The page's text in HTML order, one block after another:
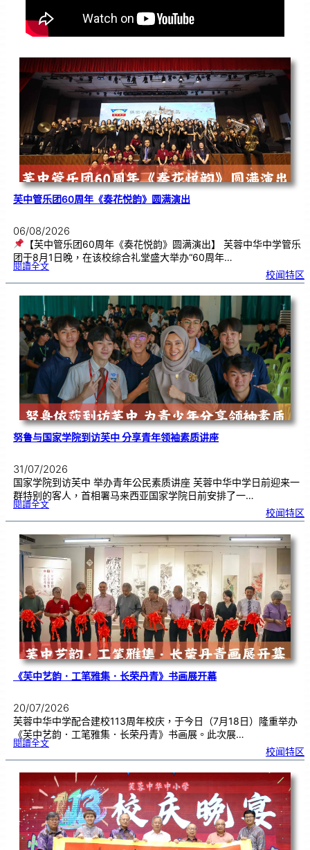
芙中管乐团60周年《奏花悦韵》圆满演出
06/08/2026
【芙中管乐团60周年《奏花悦韵》圆满演出】 芙蓉中华中学管乐
团于8月1日晚，在该校综合礼堂盛大举办“60周年…
閱讀全文:芙
乐
6
0
《
奏
花
悦
韵
》
圆
满
演
出
校闻特区
努鲁与国家学院到访芙中 分享青年领袖素质讲座
31/07/2026
国家学院到访芙中 举办青年公民素质讲座 芙蓉中华中学日前迎来一
群特别的客人，首相署马来西亚国家学院日前安排了一…
閱讀全文:努
与
国
学
院
到
访
中
分
享
青
年
领
袖
素
质
讲
座
校闻特区
《芙中艺韵．工笔雅集．长荣丹青》书画展开幕
20/07/2026
芙蓉中华中学配合建校113周年校庆，于今日（7月18日）隆重举办
《芙中艺韵．工笔雅集．长荣丹青》书画展。此次展…
閱讀全文:《
艺
．
工
笔
雅
．
长
荣
丹
青
》
书
画
展
开
幕
校闻特区